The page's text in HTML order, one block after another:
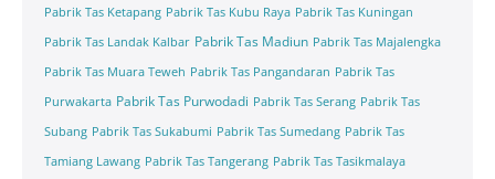
Pabrik Tas Ketapang Pabrik Tas Kubu Raya Pabrik Tas Kuningan
Pabrik Tas Landak Kalbar Pabrik Tas Madiun Pabrik Tas Majalengka
Pabrik Tas Muara Teweh Pabrik Tas Pangandaran Pabrik Tas
Purwakarta Pabrik Tas Purwodadi Pabrik Tas Serang Pabrik Tas
Subang Pabrik Tas Sukabumi Pabrik Tas Sumedang Pabrik Tas
Tamiang Lawang Pabrik Tas Tangerang Pabrik Tas Tasikmalaya